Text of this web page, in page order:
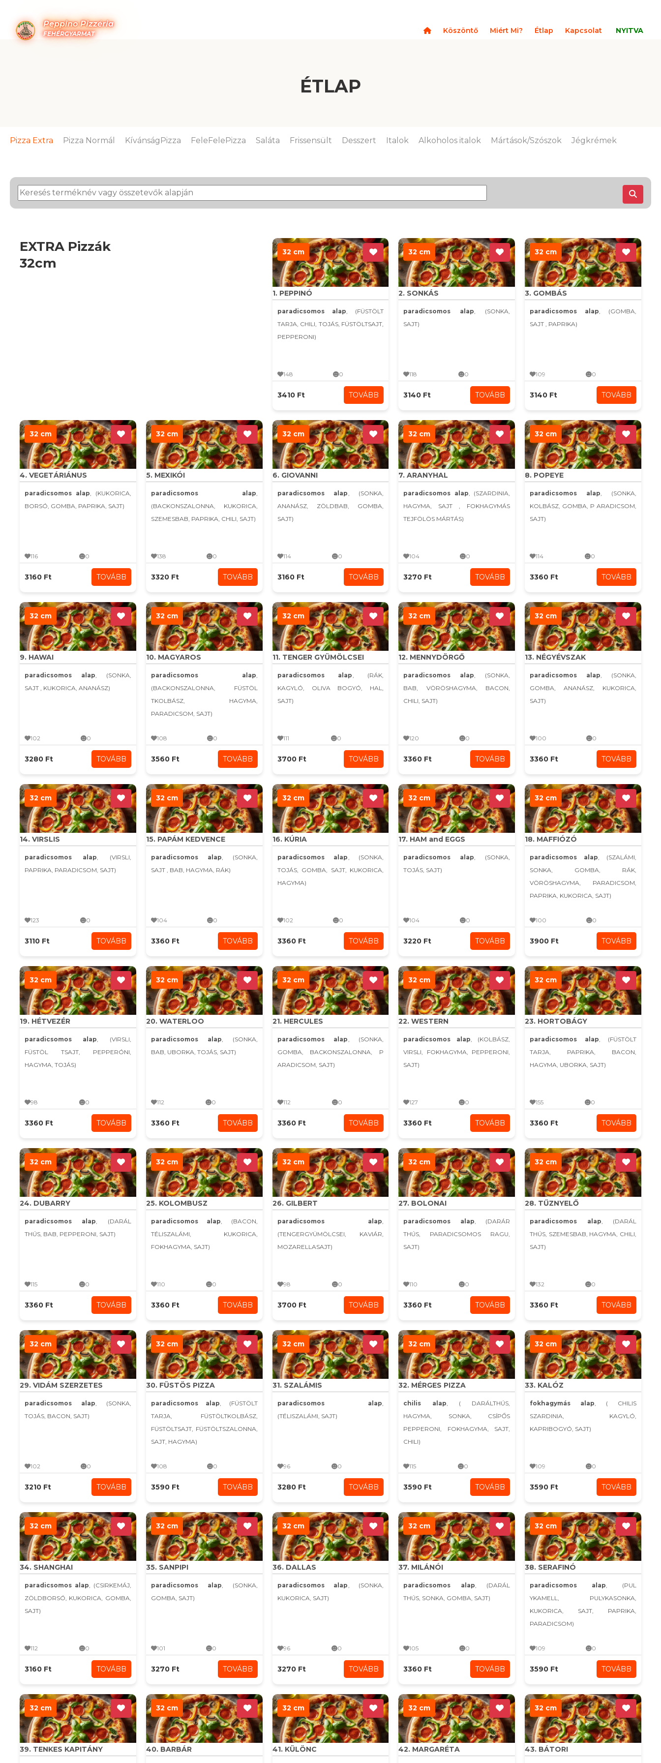
Peppino Pizzéria
FEHÉRGYARMAT Köszöntő Miért Mi? Étlap Kapcsolat NYITVA
ÉTLAP
Pizza Extra Pizza Normál KívánságPizza FeleFelePizza Saláta Frissensült Desszert Italok Alkoholos italok Mártások/Szószok Jégkrémek
EXTRA Pizzák
32cm
32 cm
1. PEPPINÓ
paradicsomos alap, (FÜSTÖLT
TARJA, CHILI, TOJÁS, FÜSTÖLTSAJT,
PEPPERONI)
148 0
3410 Ft TOVÁBB
32 cm
2. SONKÁS
paradicsomos alap, (SONKA,
SAJT)
118 0
3140 Ft TOVÁBB
32 cm
3. GOMBÁS
paradicsomos alap, (GOMBA,
SAJT , PAPRIKA)
109 0
3140 Ft TOVÁBB
32 cm
4. VEGETÁRIÁNUS
paradicsomos alap, (KUKORICA,
BORSÓ, GOMBA, PAPRIKA, SAJT)
116 0
3160 Ft TOVÁBB
32 cm
5. MEXIKÓI
paradicsomos alap,
(BACKONSZALONNA, KUKORICA,
SZEMESBAB, PAPRIKA, CHILI, SAJT)
138 0
3320 Ft TOVÁBB
32 cm
6. GIOVANNI
paradicsomos alap, (SONKA,
ANANÁSZ, ZÖLDBAB, GOMBA,
SAJT)
114 0
3160 Ft TOVÁBB
32 cm
7. ARANYHAL
paradicsomos alap, (SZARDINIA,
HAGYMA, SAJT , FOKHAGYMÁS
TEJFÖLÖS MÁRTÁS)
104 0
3270 Ft TOVÁBB
32 cm
8. POPEYE
paradicsomos alap, (SONKA,
KOLBÁSZ, GOMBA, P ARADICSOM,
SAJT)
114 0
3360 Ft TOVÁBB
32 cm
9. HAWAI
paradicsomos alap, (SONKA,
SAJT , KUKORICA, ANANÁSZ)
102 0
3280 Ft TOVÁBB
32 cm
10. MAGYAROS
paradicsomos alap,
(BACKONSZALONNA, FÜSTÖL
TKOLBÁSZ, HAGYMA,
PARADICSOM, SAJT)
108 0
3560 Ft TOVÁBB
32 cm
11. TENGER GYÜMÖLCSEI
paradicsomos alap, (RÁK,
KAGYLÓ, OLIVA BOGYÓ, HAL,
SAJT)
111 0
3700 Ft TOVÁBB
32 cm
12. MENNYDÖRGŐ
paradicsomos alap, (SONKA,
BAB, VÖRÖSHAGYMA, BACON,
CHILI, SAJT)
120 0
3360 Ft TOVÁBB
32 cm
13. NÉGYÉVSZAK
paradicsomos alap, (SONKA,
GOMBA, ANANÁSZ, KUKORICA,
SAJT)
100 0
3360 Ft TOVÁBB
32 cm
14. VIRSLIS
paradicsomos alap, (VIRSLI,
PAPRIKA, PARADICSOM, SAJT)
123 0
3110 Ft TOVÁBB
32 cm
15. PAPÁM KEDVENCE
paradicsomos alap, (SONKA,
SAJT , BAB, HAGYMA, RÁK)
104 0
3360 Ft TOVÁBB
32 cm
16. KÚRIA
paradicsomos alap, (SONKA,
TOJÁS, GOMBA, SAJT, KUKORICA,
HAGYMA)
102 0
3360 Ft TOVÁBB
32 cm
17. HAM and EGGS
paradicsomos alap, (SONKA,
TOJÁS, SAJT)
104 0
3220 Ft TOVÁBB
32 cm
18. MAFFIÓZÓ
paradicsomos alap, (SZALÁMI,
SONKA, GOMBA, RÁK,
VÖRÖSHAGYMA, PARADICSOM,
PAPRIKA, KUKORICA, SAJT)
100 0
3900 Ft TOVÁBB
32 cm
19. HÉTVEZÉR
paradicsomos alap, (VIRSLI,
FÜSTÖL TSAJT, PEPPERÓNI,
HAGYMA, TOJÁS)
98 0
3360 Ft TOVÁBB
32 cm
20. WATERLOO
paradicsomos alap, (SONKA,
BAB, UBORKA, TOJÁS, SAJT)
112 0
3360 Ft TOVÁBB
32 cm
21. HERCULES
paradicsomos alap, (SONKA,
GOMBA, BACKONSZALONNA, P
ARADICSOM, SAJT)
112 0
3360 Ft TOVÁBB
32 cm
22. WESTERN
paradicsomos alap, (KOLBÁSZ,
VIRSLI, FOKHAGYMA, PEPPERONI,
SAJT)
127 0
3360 Ft TOVÁBB
32 cm
23. HORTOBÁGY
paradicsomos alap, (FÜSTÖLT
TARJA, PAPRIKA, BACON,
HAGYMA, UBORKA, SAJT)
155 0
3360 Ft TOVÁBB
32 cm
24. DUBARRY
paradicsomos alap, (DARÁL
THÚS, BAB, PEPPERONI, SAJT)
115 0
3360 Ft TOVÁBB
32 cm
25. KOLOMBUSZ
paradicsomos alap, (BACON,
TÉLISZALÁMI, KUKORICA,
FOKHAGYMA, SAJT)
110 0
3360 Ft TOVÁBB
32 cm
26. GILBERT
paradicsomos alap,
(TENGERGYÜMÖLCSEI, KAVIÁR,
MOZARELLASAJT)
98 0
3700 Ft TOVÁBB
32 cm
27. BOLONAI
paradicsomos alap, (DARÁR
THÚS, PARADICSOMOS RAGU,
SAJT)
110 0
3360 Ft TOVÁBB
32 cm
28. TŰZNYELŐ
paradicsomos alap, (DARÁL
THÚS, SZEMESBAB, HAGYMA, CHILI,
SAJT)
132 0
3360 Ft TOVÁBB
32 cm
29. VIDÁM SZERZETES
paradicsomos alap, (SONKA,
TOJÁS, BACON, SAJT)
102 0
3210 Ft TOVÁBB
32 cm
30. FÜSTÖS PIZZA
paradicsomos alap, (FÜSTÖLT
TARJA, FÜSTÖLTKOLBÁSZ,
FÜSTÖLTSAJT, FÜSTÖLTSZALONNA,
SAJT, HAGYMA)
108 0
3590 Ft TOVÁBB
32 cm
31. SZALÁMIS
paradicsomos alap,
(TÉLISZALÁMI, SAJT)
96 0
3280 Ft TOVÁBB
32 cm
32. MÉRGES PIZZA
chilis alap, ( DARÁLTHÚS,
HAGYMA, SONKA, CSÍPŐS
PEPPERONI, FOKHAGYMA, SAJT,
CHILI)
115 0
3590 Ft TOVÁBB
32 cm
33. KALÓZ
fokhagymás alap, ( CHILIS
SZARDINIA, KAGYLÓ,
KAPRIBOGYÓ, SAJT)
109 0
3590 Ft TOVÁBB
32 cm
34. SHANGHAI
paradicsomos alap, (CSIRKEMÁJ,
ZÖLDBORSÓ, KUKORICA, GOMBA,
SAJT)
112 0
3160 Ft TOVÁBB
32 cm
35. SANPIPI
paradicsomos alap, (SONKA,
GOMBA, SAJT)
101 0
3270 Ft TOVÁBB
32 cm
36. DALLAS
paradicsomos alap, (SONKA,
KUKORICA, SAJT)
96 0
3270 Ft TOVÁBB
32 cm
37. MILÁNÓI
paradicsomos alap, (DARÁL
THÚS, SONKA, GOMBA, SAJT)
105 0
3360 Ft TOVÁBB
32 cm
38. SERAFINÓ
paradicsomos alap, (PUL
YKAMELL, PULYKASONKA,
KUKORICA, SAJT, PAPRIKA,
PARADICSOM)
109 0
3590 Ft TOVÁBB
32 cm
39. TENKES KAPITÁNY
32 cm
40. BARBÁR
32 cm
41. KÜLÖNC
32 cm
42. MARGARÉTA
32 cm
43. BÁTORI